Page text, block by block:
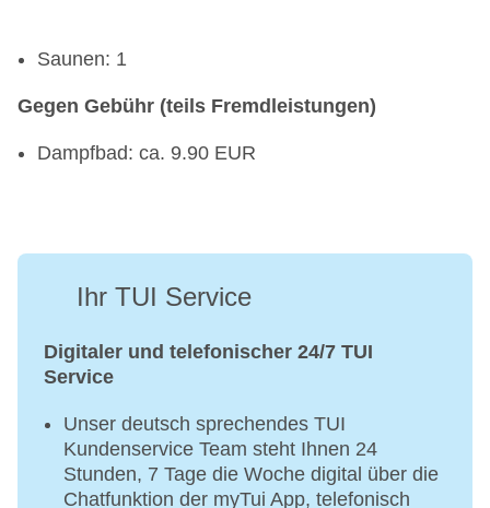
Saunen: 1
Gegen Gebühr (teils Fremdleistungen)
Dampfbad: ca. 9.90 EUR
Ihr TUI Service
Digitaler und telefonischer 24/7 TUI
Service
Unser deutsch sprechendes TUI
Kundenservice Team steht Ihnen 24
Stunden, 7 Tage die Woche digital über die
Chatfunktion der myTui App, telefonisch